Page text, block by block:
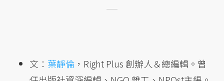
文： 葉靜倫 ，Right Plus 創辦人＆總編輯。曾